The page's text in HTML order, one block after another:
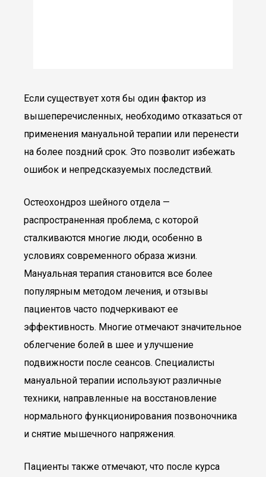
Если существует хотя бы один фактор из
вышеперечисленных, необходимо отказаться от
применения мануальной терапии или перенести
на более поздний срок. Это позволит избежать
ошибок и непредсказуемых последствий.
Остеохондроз шейного отдела —
распространенная проблема, с которой
сталкиваются многие люди, особенно в
условиях современного образа жизни.
Мануальная терапия становится все более
популярным методом лечения, и отзывы
пациентов часто подчеркивают ее
эффективность. Многие отмечают значительное
облегчение болей в шее и улучшение
подвижности после сеансов. Специалисты
мануальной терапии используют различные
техники, направленные на восстановление
нормального функционирования позвоночника
и снятие мышечного напряжения.
Пациенты также отмечают, что после курса